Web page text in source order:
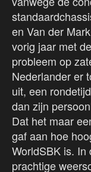
en Van der
vorig jaar met
probleem op
Nederlander er
uit, een
dan zijn
Dat het maar
gaf aan hoe
WorldSBK is. In
prachtige